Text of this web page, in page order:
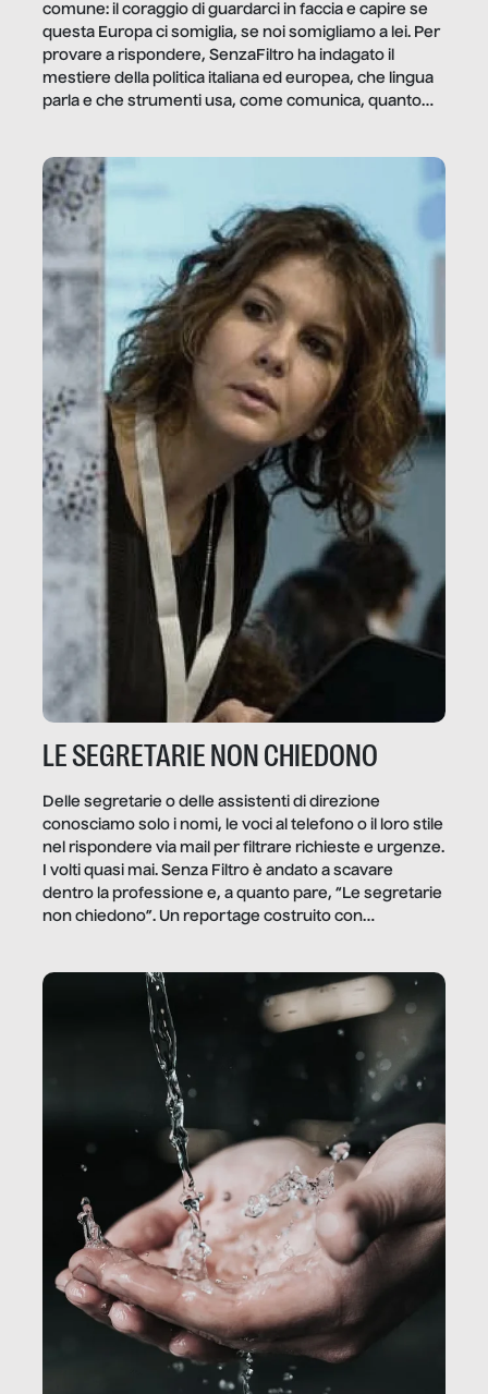
comune: il coraggio di guardarci in faccia e capire se
questa Europa ci somiglia, se noi somigliamo a lei. Per
provare a rispondere, SenzaFiltro ha indagato il
mestiere della politica italiana ed europea, che lingua
parla e che strumenti usa, come comunica, quanto
LE SEGRETARIE NON CHIEDONO
Delle segretarie o delle assistenti di direzione
conosciamo solo i nomi, le voci al telefono o il loro stile
nel rispondere via mail per filtrare richieste e urgenze.
I volti quasi mai. Senza Filtro è andato a scavare
dentro la professione e, a quanto pare, “Le segretarie
non chiedono”. Un reportage costruito con